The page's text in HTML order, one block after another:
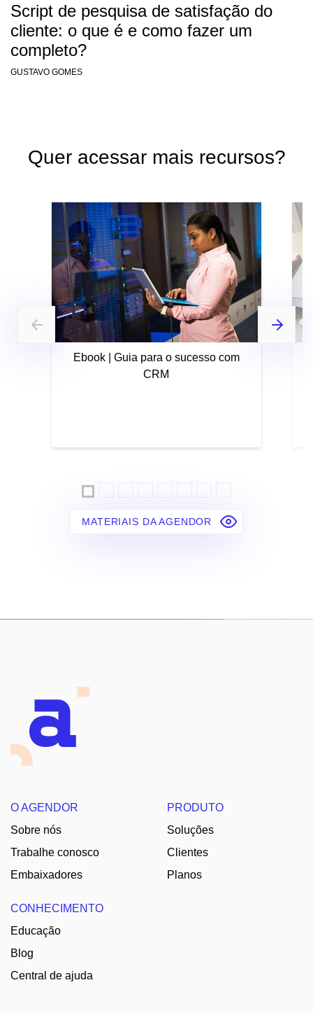
Script de pesquisa de satisfação do
cliente: o que é e como fazer um
completo?
GUSTAVO GOMES
Quer acessar mais recursos?
Ebook | Guia para o sucesso com
CRM
MATERIAIS DA AGENDOR
O AGENDOR
Sobre nós
Trabalhe conosco
Embaixadores
PRODUTO
Soluções
Clientes
Planos
CONHECIMENTO
Educação
Blog
Central de ajuda